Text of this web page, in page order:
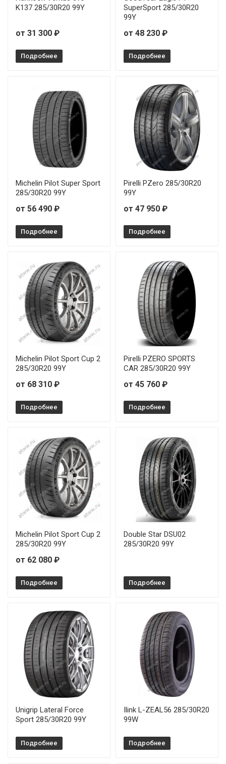
Roadstone N'Fera SU1 255/45R18 103Y
Roadstone N'Fera SU1 255/45R19 104Y
Roadstone N'Fera SU1 275/35R18 99W
K137 285/30R20 99Y
от 31 300 ₽
Подробнее
SuperSport 285/30R20
99Y
от 48 230 ₽
Подробнее
Michelin Pilot Super Sport
285/30R20 99Y
от 56 490 ₽
Подробнее
Pirelli PZero 285/30R20
99Y
от 47 950 ₽
Подробнее
Michelin Pilot Sport Cup 2
285/30R20 99Y
от 68 310 ₽
Подробнее
Pirelli PZERO SPORTS
CAR 285/30R20 99Y
от 45 760 ₽
Подробнее
Michelin Pilot Sport Cup 2
285/30R20 99Y
от 62 080 ₽
Подробнее
Double Star DSU02
285/30R20 99Y
Подробнее
Unigrip Lateral Force
Sport 285/30R20 99Y
Подробнее
Ilink L-ZEAL56 285/30R20
99W
Подробнее